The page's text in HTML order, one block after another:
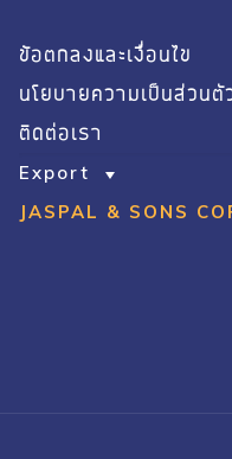
ข้อตกลงและเงื่อนไข
นโยบายความเป็นส่วนตั
ติดต่อเรา
Export
JASPAL & SONS